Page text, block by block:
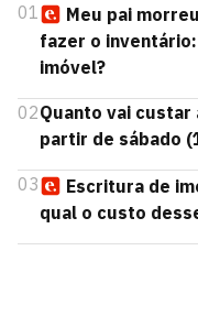
01
Meu pai
fazer o
imóvel?
02Quanto vai custar
partir de sábado
03
Escritura de
qual o custo